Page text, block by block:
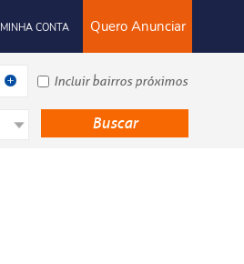
Quero Anunciar
MINHA CONTA
Incluir bairros próximos